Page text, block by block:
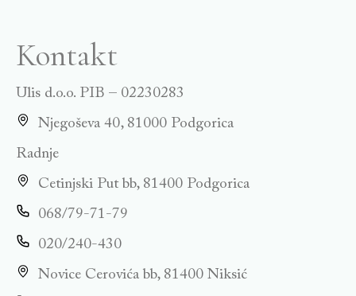
Kontakt
Ulis d.o.o. PIB – 02230283
Njegoševa 40, 81000 Podgorica
Radnje
Cetinjski Put bb, 81400 Podgorica
068/79-71-79
020/240-430
Novice Cerovića bb, 81400 Niksić